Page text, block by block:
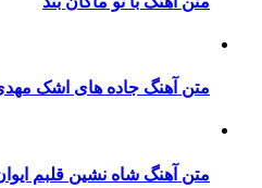
آهنگ جاده های اشک مهدی‌احمدوند
آهنگ شاه نشین قلبم ایوان بند